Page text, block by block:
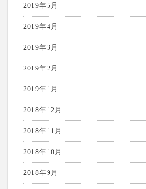
2019年5月
2019年4月
2019年3月
2019年2月
2019年1月
2018年12月
2018年11月
2018年10月
2018年9月